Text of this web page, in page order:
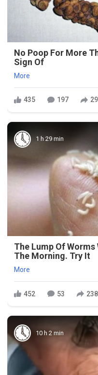
No Poop For More
Sign Of
More
435 197
1 h 29 min
The Lump Of Worms
The Morning. Try It
More
452 53 238
10 h 2 min